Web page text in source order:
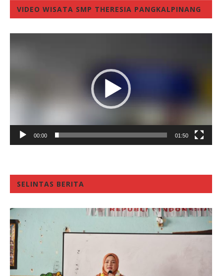
VIDEO WISATA SMP THERESIA PANGKALPINANG
00:00 01:50
SELINTAS BERITA